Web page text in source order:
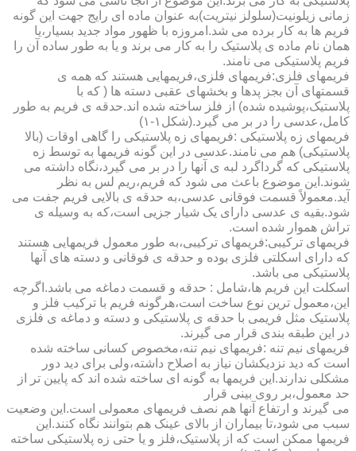
زمانی زیلونیت(سلولز نیتریت)به عنوان ماده ای رایج جهت این گونه
فریم ها به کار برده می شد.امروزه با ظهور مواد جدید بسیار،یا
همان نام ماده ی پلاستیک را به کار می برند و یا به طور ساده آن را
فریم پلاستیکی می نامند.
فریمهای فلزی:فریمهای فلزی،فریمهایی هستند که همه ی
قسمتهای آن بجز پدها و بخشهای عقبی دسته ها ( که با
پلاستیک،پوشیده شده) از فلز ساخته شده اند.حدقه ی فریم به طور
کامل،عدسی را در بر می گیرد.(شکل۱-۱)
فریمهای زه پلاستیکی :فریمهای زه پلاستیکی را گاهی اوقات (بالا
پلاستیکی) هم می نامند.عدسی در این گونه فریمها به توسط زه
پلاستیکی که گرداگرد لبه ی آنها را در بر می گیرد،نگاه داشته می
شوند.این موضوع باعث می شود که فریم،ریم لس به نظر
آید.معمولاً قسمت فوقانی عدسی،به حدقه ی بالایی فریم جفت می
شود.بقیه ی عدسی دارای یک شیار جزیی است،که به وسیله ی
تراش هموار شده است.
فریمهای ترکیبی:فریمهای ترکیبی،به طور معمول فریمهایی هستند
که دارای اسکلتی فلزی بوده و حدقه ی فوقانی و دسته های آنها
پلاستیکی می باشد.
اسکلت این فریم ها،شامل : حدقه و قسمت دماغه می باشد.اگرچه
این،معمول ترین نوع ساخت است،هرگونه فریم با ترکیب فلز و
پلاستیک مثل فریمی با حدقه ی پلاستیکی و دسته و دماغه ی فلزی
در این طبقه بندی قرار می گیرند.
فریمهای نیم تنه :فریمهای نیم تنه،مخصوص کسانی ساخته شده
است که دید نزدیکشان نیاز به اصلاح داشته،ولی برای دید دور
مشکلی ندارند.این فریمها به گونه ای ساخته شده اند که پایین تر از
حد معمول،بر روی بینی قرار
می گیرند و ارتفاع آنها هم نصف فریمهای معمولی است.این وضعیت
سبب می شود،تا بیماران از بالای عینک هم بتوانند نگاه کنند.این
فریمها ممکن است که از پلاستیک،فلز و یا حتی زه پلاستیکی ساخته